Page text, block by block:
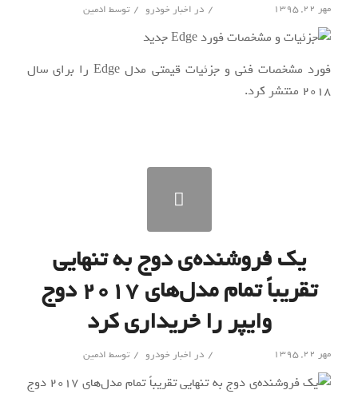
مهر ۲۲, ۱۳۹۵ / در اخبار خودرو / توسط ادمین
فورد مشخصات فنی و جزئیات قیمتی مدل Edge را برای سال
۲۰۱۸ منتشر کرد.
یک فروشنده‌ی دوج به تنهایی
تقریباً تمام مدل‌های ۲۰۱۷‌ دوج
وایپر را خریداری کرد
مهر ۲۲, ۱۳۹۵ / در اخبار خودرو / توسط ادمین